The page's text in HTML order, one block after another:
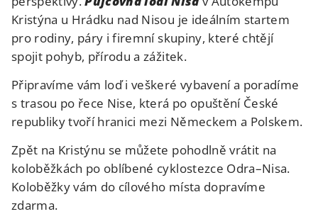
Kristýna u Hrádku nad Nisou je ideálním startem
pro rodiny, páry i firemní skupiny, které chtějí
spojit pohyb, přírodu a zážitek.
Připravíme vám loď i veškeré vybavení a poradíme
s trasou po řece Nise, která po opuštění České
republiky tvoří hranici mezi Německem a Polskem.
Zpět na Kristýnu se můžete pohodlně vrátit na
koloběžkách po oblíbené cyklostezce Odra–Nisa.
Koloběžky vám do cílového místa dopravíme
zdarma.